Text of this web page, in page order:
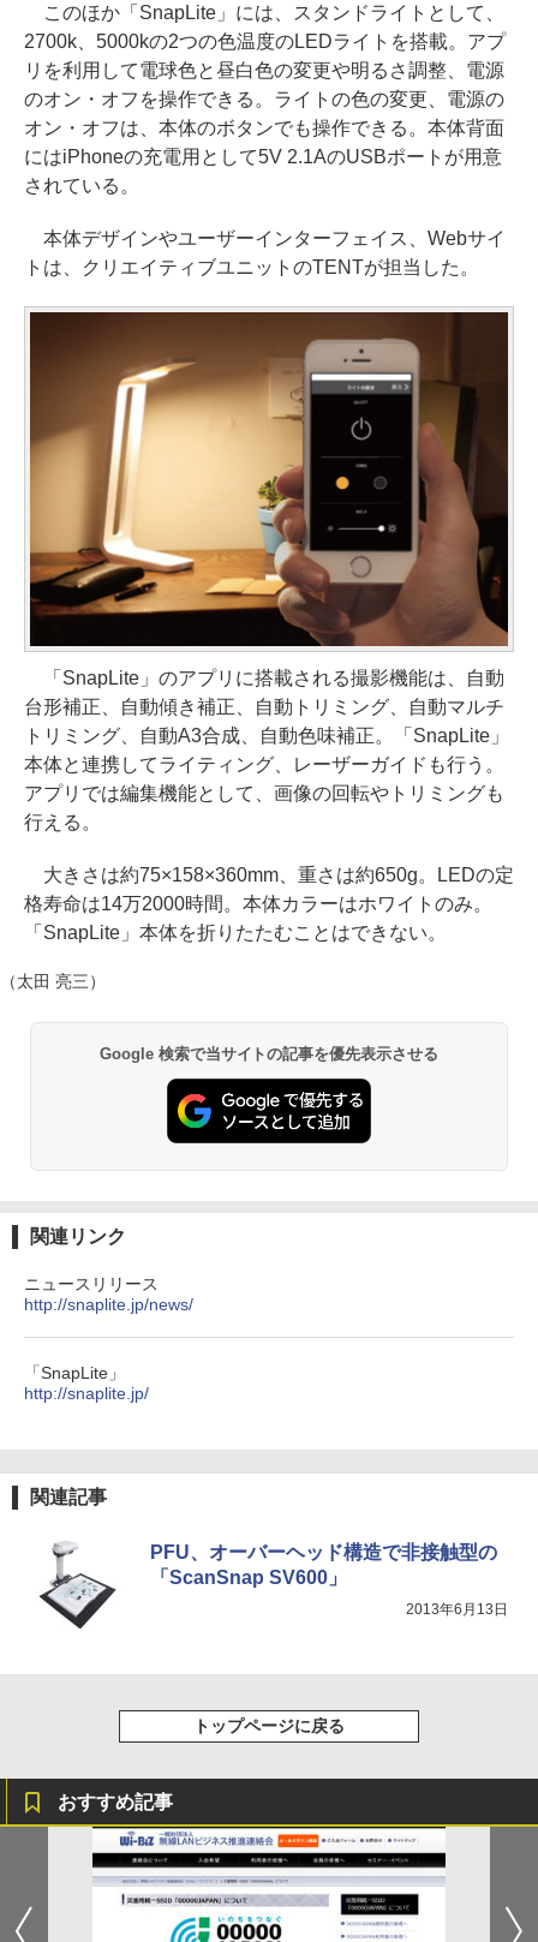
このほか「SnapLite」には、スタンドライトとして、
2700k、5000kの2つの色温度のLEDライトを搭載。アプ
リを利用して電球色と昼白色の変更や明るさ調整、電源
のオン・オフを操作できる。ライトの色の変更、電源の
オン・オフは、本体のボタンでも操作できる。本体背面
にはiPhoneの充電用として5V 2.1AのUSBポートが用意
されている。
本体デザインやユーザーインターフェイス、Webサイ
トは、クリエイティブユニットのTENTが担当した。
「SnapLite」のアプリに搭載される撮影機能は、自動
台形補正、自動傾き補正、自動トリミング、自動マルチ
トリミング、自動A3合成、自動色味補正。「SnapLite」
本体と連携してライティング、レーザーガイドも行う。
アプリでは編集機能として、画像の回転やトリミングも
行える。
大きさは約75×158×360mm、重さは約650g。LEDの定
格寿命は14万2000時間。本体カラーはホワイトのみ。
「SnapLite」本体を折りたたむことはできない。
（太田 亮三）
Google 検索で当サイトの記事を優先表示させる
関連リンク
ニュースリリース
http://snaplite.jp/news/
「SnapLite」
http://snaplite.jp/
関連記事
PFU、オーバーヘッド構造で非接触型の
「ScanSnap SV600」
2013年6月13日
トップページに戻る
おすすめ記事